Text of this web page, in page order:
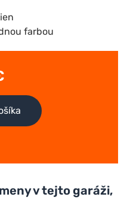
farbou
v tejto garáži,